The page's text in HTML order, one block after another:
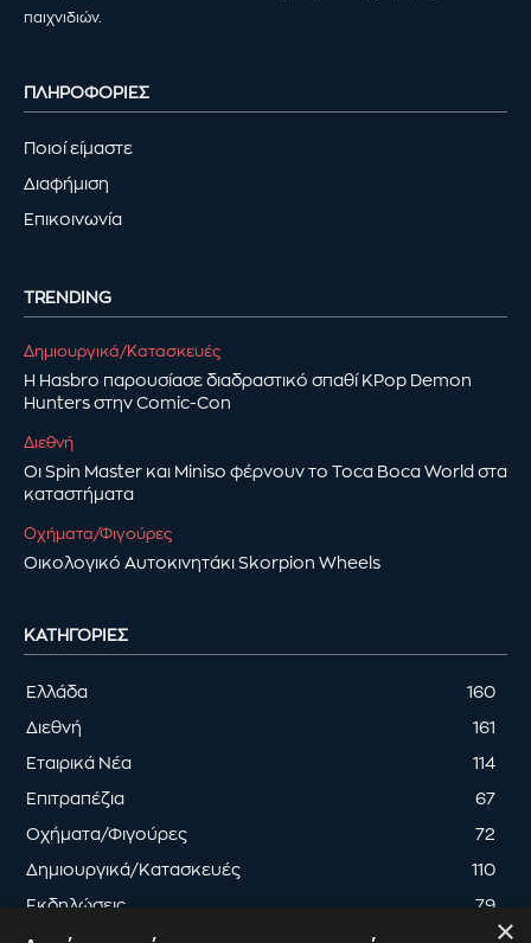
παιχνιδιών.
ΠΛΗΡΟΦΟΡΙΕΣ
Ποιοί είμαστε
Διαφήμιση
Επικοινωνία
TRENDING
Δημιουργικά/Κατασκευές
Η Hasbro παρουσίασε διαδραστικό σπαθί KPop Demon
Hunters στην Comic-Con
Διεθνή
Οι Spin Master και Miniso φέρνουν το Toca Boca World στα
καταστήματα
Οχήματα/Φιγούρες
Οικολογικό Αυτοκινητάκι Skorpion Wheels
ΚΑΤΗΓΟΡΊΕΣ
Ελλάδα 160
Διεθνή 161
Εταιρικά Νέα 114
Επιτραπέζια 67
Οχήματα/Φιγούρες 72
Δημιουργικά/Κατασκευές 110
Εκδηλώσεις 79
×